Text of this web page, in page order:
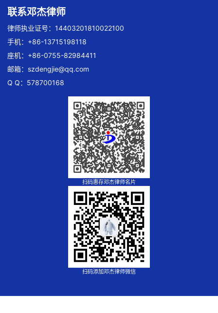
联系邓杰律师
律师执业证号：14403201810022100
手机：+86-13715198118
座机：+86-0755-82984411
邮箱： szdengjie@qq.com
Q Q：578700168
扫码惠存邓杰律师名片
扫码添加邓杰律师微信